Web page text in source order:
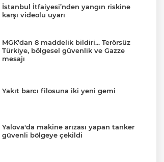
İstanbul İtfaiyesi’nden yangın riskine
karşı videolu uyarı
MGK'dan 8 maddelik bildiri... Terörsüz
Türkiye, bölgesel güvenlik ve Gazze
mesajı
Yakıt barcı filosuna iki yeni gemi
Yalova'da makine arızası yapan tanker
güvenli bölgeye çekildi